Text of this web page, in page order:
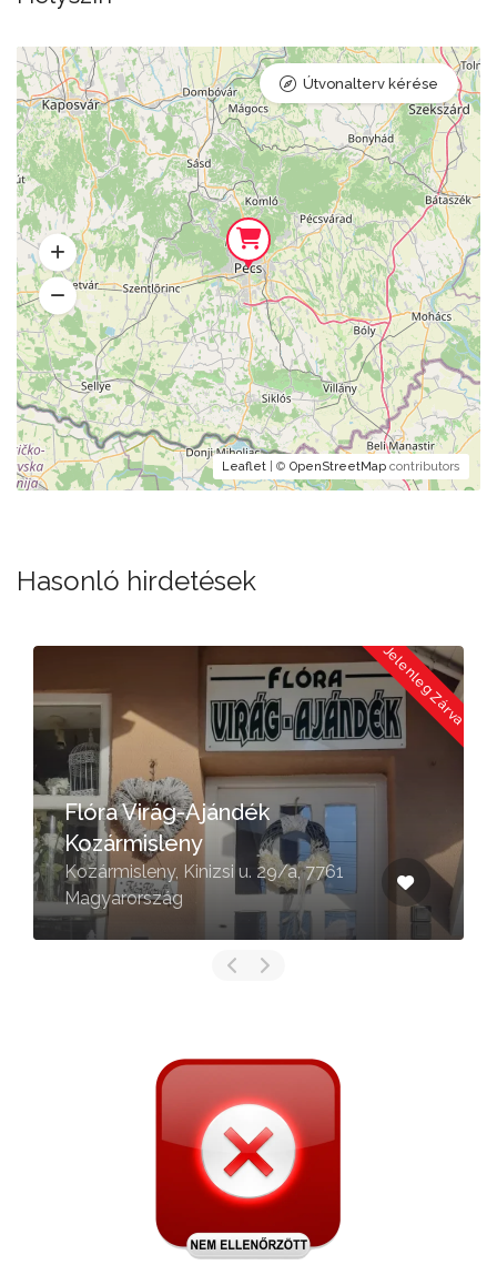
Leaflet | © OpenStreetMap contributors
Útvonalterv kérése
Hasonló hirdetések
Jelenleg Zárva
Flóra Virág-Ajándék
Kozármisleny
Kozármisleny, Kinizsi u. 29/a, 7761
Magyarország